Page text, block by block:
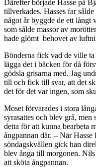
Därefter började Hasse på
tillverkades. Hasses far
något år byggde de ett långt
som sålde massor av
hade glömt behovet av
Bönderna fick vad de ville
lägga det i bäcken för då
gödsla grisarna med. Jag
till och fick till svar, att det
det för det var ingen, som
Moset förvarades i stora
syrasattes och blev grå,
detta för att kunna bearbeta
ångpannan där. – När Hasse
söndagskvällen gick han
blev ånga till morgonen. Nils
att sköta ångpannan.